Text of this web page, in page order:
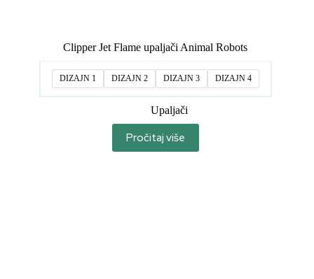
Clipper Jet Flame upaljači Animal Robots
DIZAJN 1 DIZAJN 2 DIZAJN 3 DIZAJN 4
Upaljači
Pročitaj više